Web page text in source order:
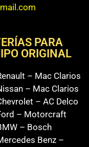
PARA
ORIGINAL
– Mac Clarios
– Mac Clarios
– AC Delco
– Motorcraft
– Bosch
Benz –